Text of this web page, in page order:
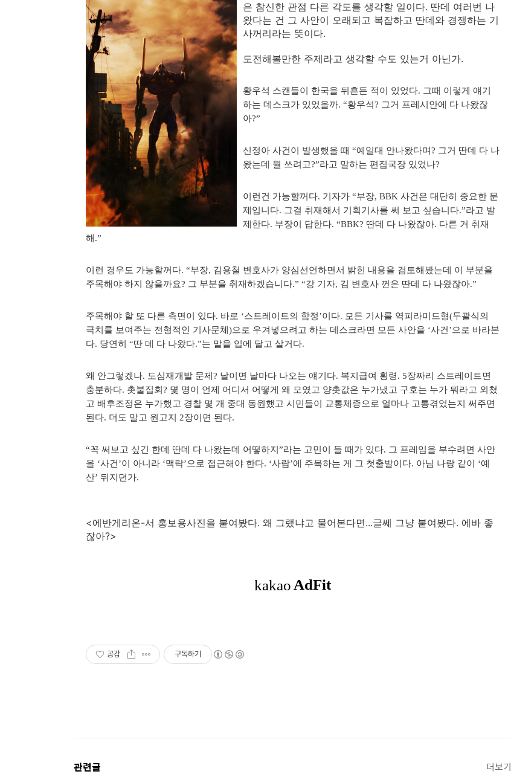
은 참신한 관점 다른 각도를 생각할 일이다. 딴데 여러번 나
왔다는 건 그 사안이 오래되고 복잡하고 딴데와 경쟁하는 기
사꺼리라는 뜻이다.
도전해볼만한 주제라고 생각할 수도 있는거 아닌가.
황우석 스캔들이 한국을 뒤흔든 적이 있었다. 그때 이렇게 얘기
하는 데스크가 있었을까. “황우석? 그거 프레시안에 다 나왔잖
아?”
신정아 사건이 발생했을 때 “예일대 안나왔다며? 그거 딴데 다 나
왔는데 뭘 쓰려고?”라고 말하는 편집국장 있었나?
이런건 가능할꺼다. 기자가 “부장, BBK 사건은 대단히 중요한 문
제입니다. 그걸 취재해서 기획기사를 써 보고 싶습니다.”라고 발
제한다. 부장이 답한다. “BBK? 딴데 다 나왔잖아. 다른 거 취재
해.”
이런 경우도 가능할꺼다. “부장, 김용철 변호사가 양심선언하면서 밝힌 내용을 검토해봤는데 이 부분을
주목해야 하지 않을까요? 그 부분을 취재하겠습니다.” “강 기자, 김 변호사 껀은 딴데 다 나왔잖아.”
주목해야 할 또 다른 측면이 있다. 바로 ‘스트레이트의 함정’이다. 모든 기사를 역피라미드형(두괄식의
극치를 보여주는 전형적인 기사문체)으로 우겨넣으려고 하는 데스크라면 모든 사안을 ‘사건’으로 바라본
다. 당연히 “딴 데 다 나왔다.”는 말을 입에 달고 살거다.
왜 안그렇겠나. 도심재개발 문제? 날이면 날마다 나오는 얘기다. 복지급여 횡령. 5장짜리 스트레이트면
충분하다. 촛불집회? 몇 명이 언제 어디서 어떻게 왜 모였고 양촛값은 누가냈고 구호는 누가 뭐라고 외쳤
고 배후조정은 누가했고 경찰 몇 개 중대 동원했고 시민들이 교통체증으로 얼마나 고통겪었는지 써주면
된다. 더도 말고 원고지 2장이면 된다.
“꼭 써보고 싶긴 한데 딴데 다 나왔는데 어떻하지”라는 고민이 들 때가 있다. 그 프레임을 부수려면 사안
을 ‘사건’이 아니라 ‘맥락’으로 접근해야 한다. ‘사람’에 주목하는 게 그 첫출발이다. 아님 나랑 같이 ‘예
산’ 뒤지던가.
<에반게리온-서 홍보용사진을 붙여봤다. 왜 그랬냐고 물어본다면...글쎄 그냥 붙여봤다. 에바 좋
잖아?>
공감 구독하기
관련글 더보기